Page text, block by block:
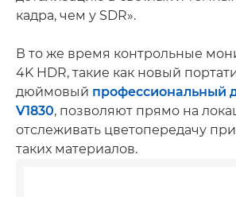
кадра, чем у SDR».
В то же время контрольные
4K HDR, такие как новый
дюймовый профессиональный
V1830, позволяют прямо на
отслеживать цветопередачу
таких материалов.